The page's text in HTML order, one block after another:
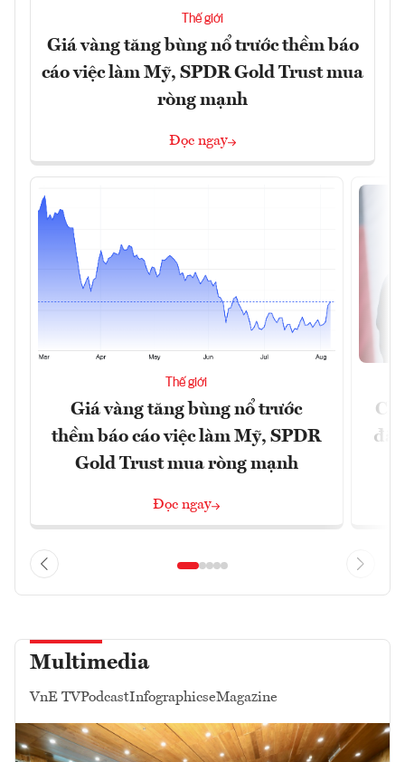
Thế giới
Giá vàng tăng bùng nổ trước thềm báo
cáo việc làm Mỹ, SPDR Gold Trust mua
ròng mạnh
Đọc ngay
Thế giới
Giá vàng tăng bùng nổ trước
thềm báo cáo việc làm Mỹ, SPDR
Gold Trust mua ròng mạnh
Đọc ngay
đã
Multimedia
VnE TVPodcastInfographicseMagazine